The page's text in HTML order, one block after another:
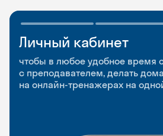
Личный кабинет
чтобы в любое удобное время
с преподавателем, делать
на онлайн-тренажерах на
Мобильное
приложение
чтобы заниматься и изучать
и когда удобно
Разговорные клубы
и Talks
Групповые занятия для
и индивидуальные встречи с